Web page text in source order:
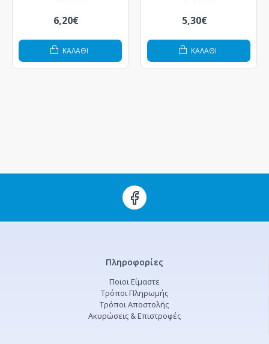
6,20€
ΚΑΛΆΘΙ
5,30€
ΚΑΛΆΘΙ
Πληροφορίες
Ποιοι Είμαστε
Τρόποι Πληρωμής
Τρόποι Αποστολής
Ακυρώσεις & Επιστροφές